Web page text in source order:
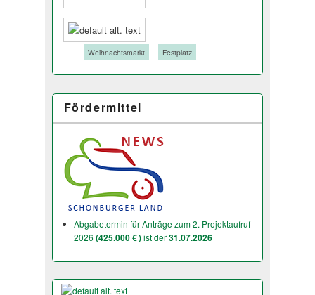
Weihnachtsmarkt Festplatz
Fördermittel
Abgabetermin für Anträge zum 2. Projektaufruf
2026 (425.000 € )ist der31.07.2026